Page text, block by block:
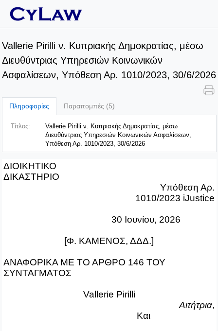
Vallerie Pirilli ν. Κυπριακής Δημοκρατίας, μέσω
Διευθύντριας Υπηρεσιών Κοινωνικών
Ασφαλίσεων, Υπόθεση Αρ. 1010/2023, 30/6/2026
Πληροφορίες Παραπομπές (5)
Τίτλος:
Vallerie Pirilli ν. Κυπριακής Δημοκρατίας, μέσω
Διευθύντριας Υπηρεσιών Κοινωνικών Ασφαλίσεων,
Υπόθεση Αρ. 1010/2023, 30/6/2026
ΔΙΟΙΚΗΤΙΚΟ
ΔΙΚΑΣΤΗΡΙΟ
Υπόθεση Αρ.
1010/2023 iJustice
30 Ιουνίου, 2026
[Φ. ΚΑΜΕΝΟΣ, ΔΔΔ.]
ΑΝΑΦOΡΙΚΑ ΜΕ ΤΟ ΑΡΘΡO 146 ΤΟΥ
ΣΥΝΤΑΓΜΑΤΟΣ
Vallerie Pirilli
Αιτήτρια,
Και